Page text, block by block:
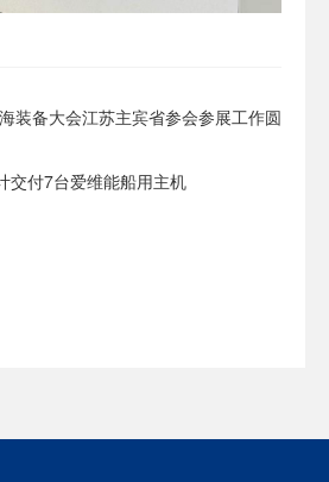
装备大会江苏主宾省参会参展工作圆
交付7台爱维能船用主机